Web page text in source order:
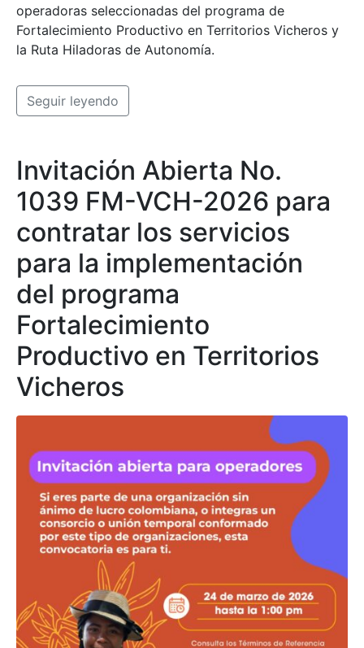
operadoras seleccionadas del programa de
Fortalecimiento Productivo en Territorios Vicheros y
la Ruta Hiladoras de Autonomía.
Seguir leyendo
Invitación Abierta No.
1039 FM-VCH-2026 para
contratar los servicios
para la implementación
del programa
Fortalecimiento
Productivo en Territorios
Vicheros